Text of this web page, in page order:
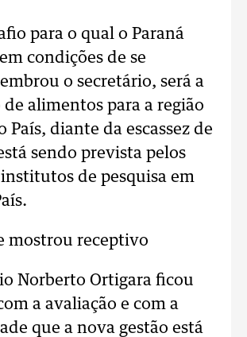
para o qual o Paraná
condições de se
o secretário, será a
alimentos para a região
País, diante da escassez de
sendo prevista pelos
de pesquisa em
mostrou receptivo
Norberto Ortigara ficou
a avaliação e com a
que a nova gestão está